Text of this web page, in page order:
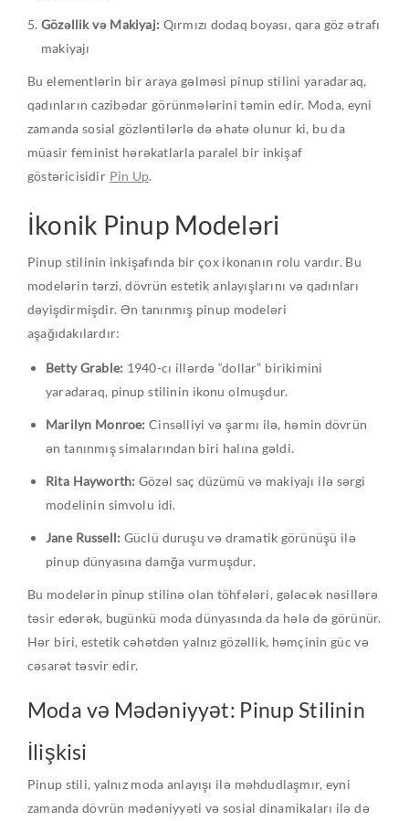
Gözəllik və Makiyaj: Qırmızı dodaq boyası, qara göz ətrafı
makiyajı
Bu elementlərin bir araya gəlməsi pinup stilini yaradaraq,
qadınların cazibədar görünmələrini təmin edir. Moda, eyni
zamanda sosial gözləntilərlə də əhatə olunur ki, bu da
müasir feminist hərəkatlarla paralel bir inkişaf
göstəricisidir Pin Up.
İkonik Pinup Modeləri
Pinup stilinin inkişafında bir çox ikonanın rolu vardır. Bu
modelərin tərzi, dövrün estetik anlayışlarını və qadınları
dəyişdirmişdir. Ən tanınmış pinup modeləri
aşağıdakılardır:
Betty Grable: 1940-cı illərdə “dollar” birikimini
yaradaraq, pinup stilinin ikonu olmuşdur.
Marilyn Monroe: Cinsəlliyi və şarmı ilə, həmin dövrün
ən tanınmış simalarından biri halına gəldi.
Rita Hayworth: Gözəl saç düzümü və makiyajı ilə sərgi
modelinin simvolu idi.
Jane Russell: Güclü duruşu və dramatik görünüşü ilə
pinup dünyasına damğa vurmuşdur.
Bu modelərin pinup stilinə olan töhfələri, gələcək nəsillərə
təsir edərək, bugünkü moda dünyasında da hələ də görünür.
Hər biri, estetik cəhətdən yalnız gözəllik, həmçinin güc və
cəsarət təsvir edir.
Moda və Mədəniyyət: Pinup Stilinin
İlişkisi
Pinup stili, yalnız moda anlayışı ilə məhdudlaşmır, eyni
zamanda dövrün mədəniyyəti və sosial dinamikaları ilə də